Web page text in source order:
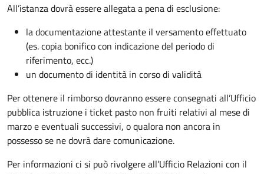
All’istanza dovrà essere allegata a pena di esclusione:
la documentazione attestante il versamento effettuato
(es. copia bonifico con indicazione del periodo di
riferimento, ecc.)
un documento di identità in corso di validità
Per ottenere il rimborso dovranno essere consegnati all’Ufficio
pubblica istruzione i ticket pasto non fruiti relativi al mese di
marzo e eventuali successivi, o qualora non ancora in
possesso se ne dovrà dare comunicazione.
Per informazioni ci si può rivolgere all’Ufficio Relazioni con il